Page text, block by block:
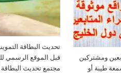
ومشتركين
طيبة أو
تحديث البطاقة
قبل الموقع الرسمي
مجتمع تحديث البطاقة